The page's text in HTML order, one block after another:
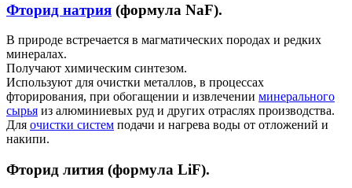
Фторид натрия (формула NaF).
В природе встречается в магматических породах и редких
минералах.
Получают химическим синтезом.
Используют для очистки металлов, в процессах
фторирования, при обогащении и извлечении минерального
сырья из алюминиевых руд и других отраслях производства.
Для очистки систем подачи и нагрева воды от отложений и
накипи.
Фторид лития (формула LiF).